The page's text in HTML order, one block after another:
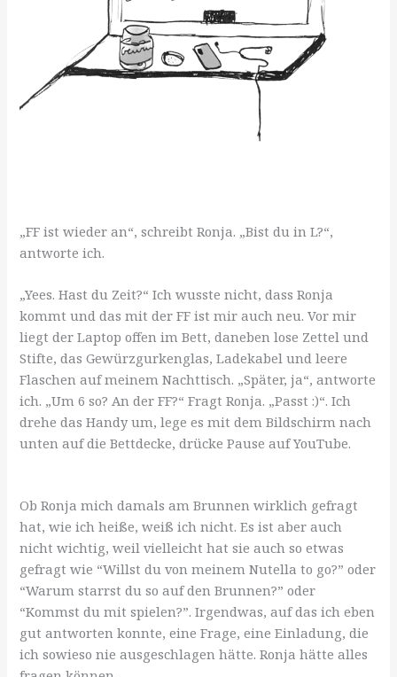
„FF ist wieder an“, schreibt Ronja. „Bist du in L?“,
antworte ich.
„Yees. Hast du Zeit?“ Ich wusste nicht, dass Ronja
kommt und das mit der FF ist mir auch neu. Vor mir
liegt der Laptop offen im Bett, daneben lose Zettel und
Stifte, das Gewürzgurkenglas, Ladekabel und leere
Flaschen auf meinem Nachttisch. „Später, ja“, antworte
ich. „Um 6 so? An der FF?“ Fragt Ronja. „Passt :)“. Ich
drehe das Handy um, lege es mit dem Bildschirm nach
unten auf die Bettdecke, drücke Pause auf YouTube.
Ob Ronja mich damals am Brunnen wirklich gefragt
hat, wie ich heiße, weiß ich nicht. Es ist aber auch
nicht wichtig, weil vielleicht hat sie auch so etwas
gefragt wie “Willst du von meinem Nutella to go?” oder
“Warum starrst du so auf den Brunnen?” oder
“Kommst du mit spielen?”. Irgendwas, auf das ich eben
gut antworten konnte, eine Frage, eine Einladung, die
ich sowieso nie ausgeschlagen hätte. Ronja hätte alles